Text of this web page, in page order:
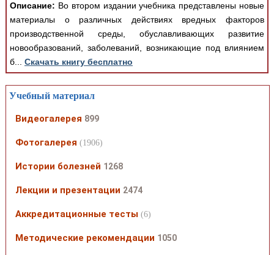
Описание: Во втором издании учебника представлены новые
материалы о различных действиях вредных факторов
производственной среды, обуславливающих развитие
новообразований, заболеваний, возникающие под влиянием
б... Скачать книгу бесплатно
Учебный материал
Видеогалерея 899
Фотогалерея (1906)
Истории болезней 1268
Лекции и презентации 2474
Аккредитационные тесты (6)
Методические рекомендации 1050